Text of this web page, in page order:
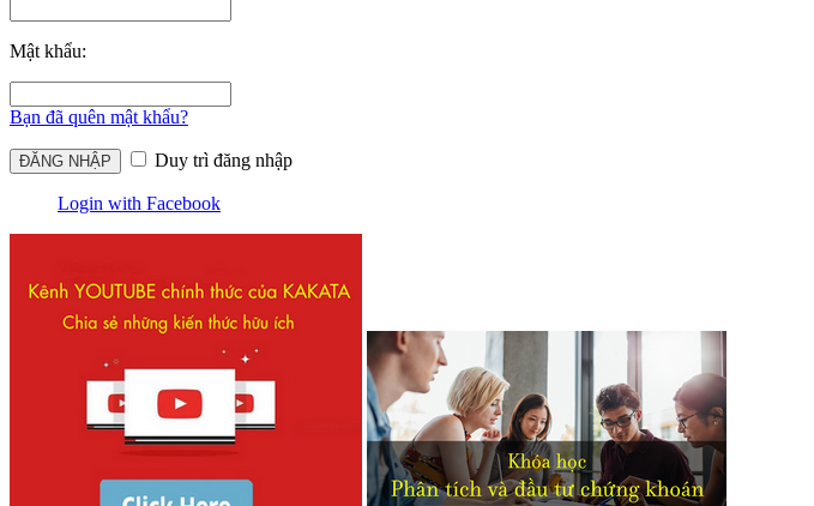
Mật khẩu:
Bạn đã quên mật khẩu?
Duy trì đăng nhập
Login with Facebook